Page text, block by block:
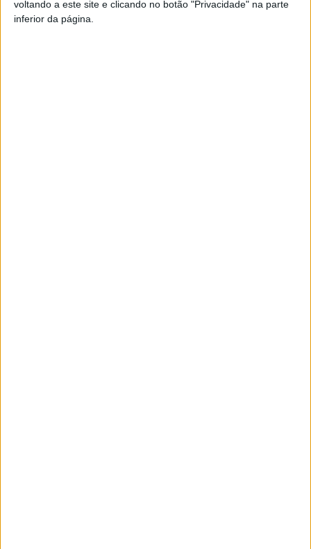
voltando a este site e clicando no botão "Privacidade" na parte
inferior da página.